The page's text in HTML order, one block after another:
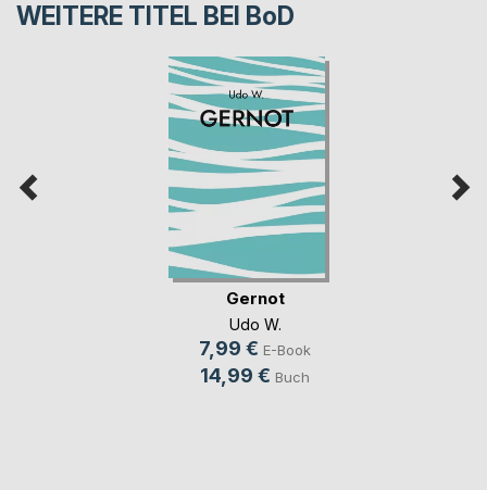
WEITERE TITEL BEI BoD
Gernot
Udo W.
7,99 € E-Book
14,99 € Buch